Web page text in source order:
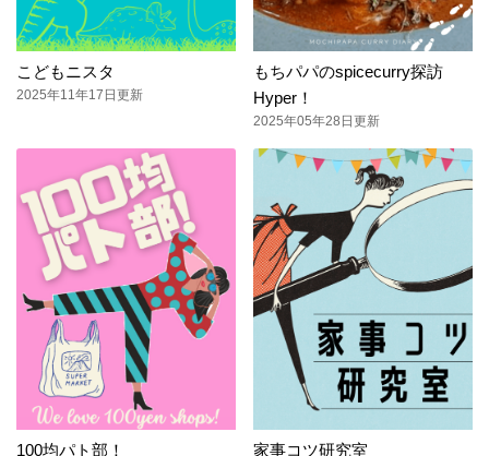
こどもニスタ
2025年11年17日更新
もちパパのspicecurry探訪
Hyper！
2025年05年28日更新
100均パト部！ 家事コツ研究室